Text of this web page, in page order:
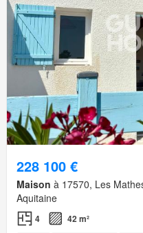
228 100 €
Maison à 17570, Les
Aquitaine
4 42 m²